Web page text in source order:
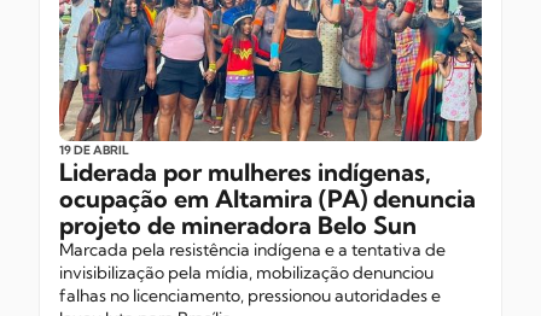
19 DE ABRIL
Liderada por mulheres indígenas,
ocupação em Altamira (PA) denuncia
projeto de mineradora Belo Sun
Marcada pela resistência indígena e a tentativa de
invisibilização pela mídia, mobilização denunciou
falhas no licenciamento, pressionou autoridades e